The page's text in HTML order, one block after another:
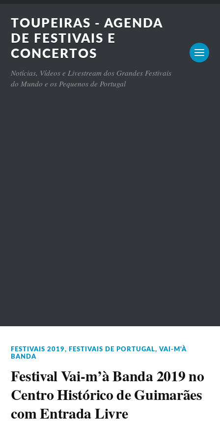
TOUPEIRAS - AGENDA
DE FESTIVAIS E
CONCERTOS
Notícias, Vídeos e Livestream dos Grandes Festivais
do Mundo e os Pequenos de Portugal
FESTIVAIS 2019, FESTIVAIS DE PORTUGAL,VAI-M'À
BANDA
Festival Vai-m’à Banda 2019 no
Centro Histórico de Guimarães
com Entrada Livre